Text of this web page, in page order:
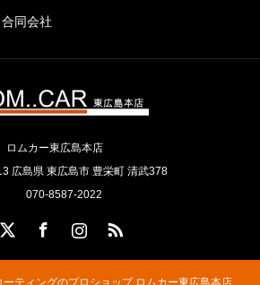
同会社
ロムカー東広島本店
広島県 東広島市 豊栄町 清武378
070-8587-2022
RSS
ーティングのプロショップ ロムカー東広島本店